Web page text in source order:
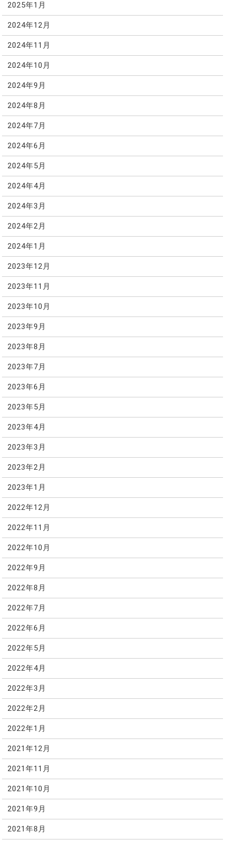
2025年1月
2024年12月
2024年11月
2024年10月
2024年9月
2024年8月
2024年7月
2024年6月
2024年5月
2024年4月
2024年3月
2024年2月
2024年1月
2023年12月
2023年11月
2023年10月
2023年9月
2023年8月
2023年7月
2023年6月
2023年5月
2023年4月
2023年3月
2023年2月
2023年1月
2022年12月
2022年11月
2022年10月
2022年9月
2022年8月
2022年7月
2022年6月
2022年5月
2022年4月
2022年3月
2022年2月
2022年1月
2021年12月
2021年11月
2021年10月
2021年9月
2021年8月